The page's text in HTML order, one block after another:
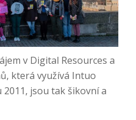
v Digital Resources a
která využívá Intuo
2011, jsou tak šikovní a